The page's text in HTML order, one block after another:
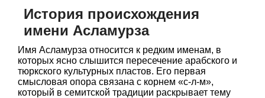
История происхождения
имени Асламурза
Имя Асламурза относится к редким именам, в
которых ясно слышится пересечение арабского и
тюркского культурных пластов. Его первая
смысловая опора связана с корнем «с-л-м»,
который в семитской традиции раскрывает тему